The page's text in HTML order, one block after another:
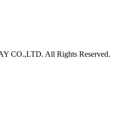
CO.,LTD. All Rights Reserved.